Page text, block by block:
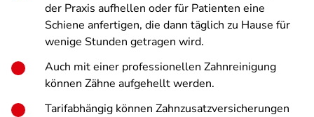
der Praxis aufhellen oder für Patienten eine
Schiene anfertigen, die dann täglich zu Hause für
wenige Stunden getragen wird.
Auch mit einer professionellen Zahnreinigung
können Zähne aufgehellt werden.
Tarifabhängig können Zahnzusatzversicherungen